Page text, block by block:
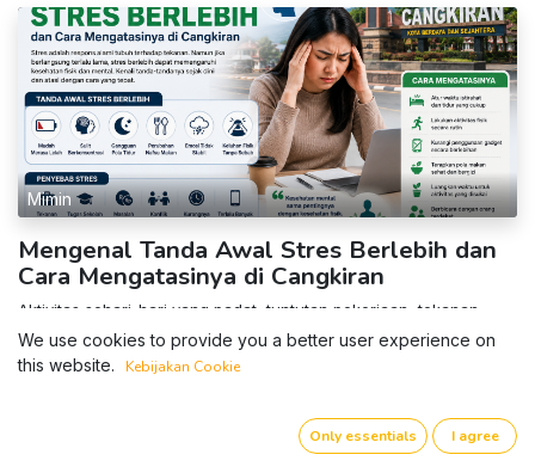
Mimin
Mengenal Tanda Awal Stres Berlebih dan
Cara Mengatasinya di Cangkiran
Aktivitas sehari-hari yang padat, tuntutan pekerjaan, tekanan
akademik, masalah keluarga, hingga perubahan gaya hidup dapat
memicu stres. Pada tingkat tertentu, stres merupakan respons
alami tubuh ter...
We use cookies to provide you a better user experience on
this website.
Kebijakan Cookie
Only essentials I agree